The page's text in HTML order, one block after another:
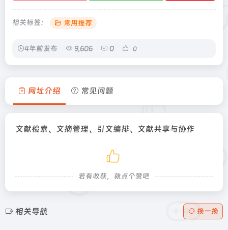
相关标签： 常用推荐
4年前发布 9,606 0 0
网址介绍 常见问题
文献检索、文摘管理、引文编排、文献共享与协作
若有收获，就点个赞吧
相关导航 换一换